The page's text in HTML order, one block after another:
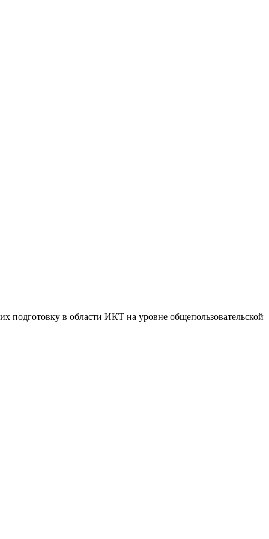
подготовку в области ИКТ на уровне общепользовательской